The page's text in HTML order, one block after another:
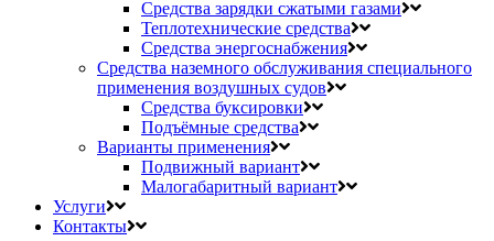
Средства зарядки сжатыми газами
Теплотехнические средства
Средства энергоснабжения
Средства наземного обслуживания специального
применения воздушных судов
Средства буксировки
Подъёмные средства
Варианты применения
Подвижный вариант
Малогабаритный вариант
Услуги
Контакты